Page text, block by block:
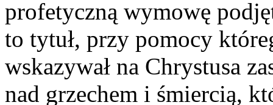
profetyczną wymowę
to tytuł, przy pomocy
wskazywał na Chrystusa
nad grzechem i śmiercią,